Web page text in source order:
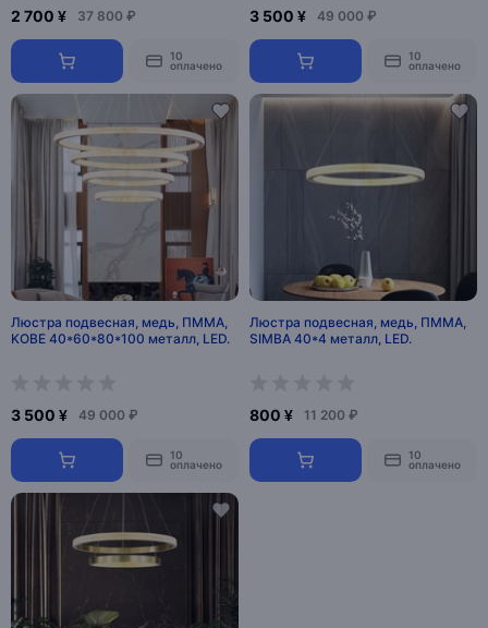
2 700 ¥ 37 800 ₽
10
оплачено
3 500 ¥ 49 000 ₽
10
оплачено
Люстра подвесная, медь, ПММА,
KOBE 40*60*80*100 металл, LED.
3 500 ¥ 49 000 ₽
10
оплачено
Люстра подвесная, медь, ПММА,
SIMBA 40*4 металл, LED.
800 ¥ 11 200 ₽
10
оплачено